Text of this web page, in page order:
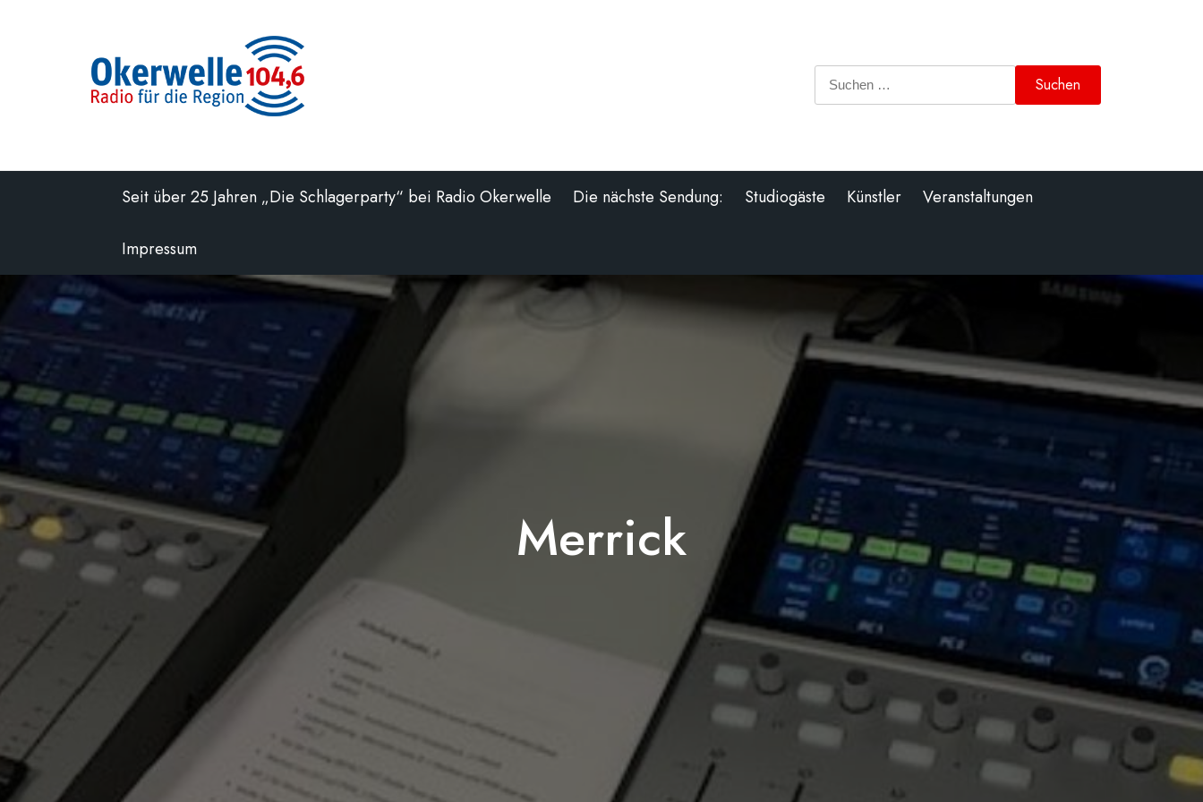
Suchen
nach:
Seit über 25 Jahren „Die Schlagerparty“ bei Radio Okerwelle Die nächste Sendung: Studiogäste Künstler Veranstaltungen
Impressum
Merrick